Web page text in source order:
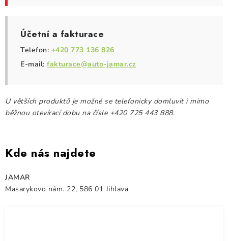
CESTOVNÍ ZAVAZADLA
DÁRKOVÉ POUKAZY
Kontakty O nás Doprava a platba
Půjčovna
Moje objednávka
Napište nám
Reklamace
Účetní a fakturace
Telefon: +420 773 136 826
E-mail: fakturace@auto-jamar.cz
U větších produktů je možné se telefonicky domluvit i mimo
běžnou otevírací dobu na čísle +420 725 443 888.
Kde nás najdete
JAMAR
Masarykovo nám. 22, 586 01 Jihlava